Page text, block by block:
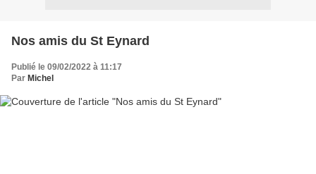
Nos amis du St Eynard
Publié le 09/02/2022 à 11:17
Par Michel